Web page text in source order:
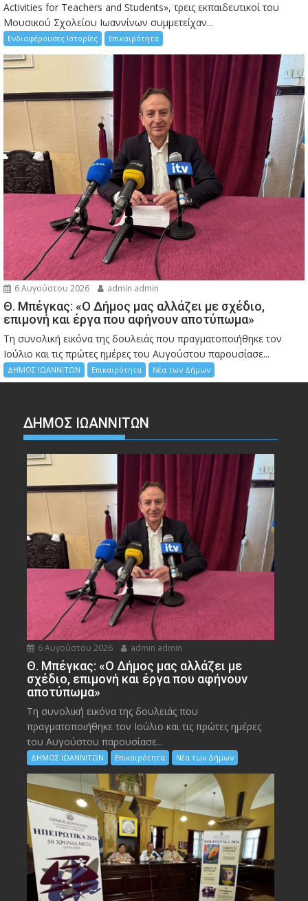
Activities for Teachers and Students», τρεις εκπαιδευτικοί του
Μουσικού Σχολείου Ιωαννίνων συμμετείχαν...
Ενδιαφέρουσες Ιστορίες Επικαιρότητα
6 Αυγούστου 2026 admin admin
Θ. Μπέγκας: «Ο Δήμος μας αλλάζει με σχέδιο,
επιμονή και έργα που αφήνουν αποτύπωμα»
Τη συνολική εικόνα της δουλειάς που πραγματοποιήθηκε τον
Ιούλιο και τις πρώτες ημέρες του Αυγούστου παρουσίασε...
ΔΗΜΟΣ ΙΩΑΝΝΙΤΩΝ Επικαιρότητα Νέα των Δήμων
ΔΗΜΟΣ ΙΩΑΝΝΙΤΩΝ
6 Αυγούστου 2026 admin admin
Θ. Μπέγκας: «Ο Δήμος μας αλλάζει με
σχέδιο, επιμονή και έργα που αφήνουν
αποτύπωμα»
Τη συνολική εικόνα της δουλειάς που
πραγματοποιήθηκε τον Ιούλιο και τις πρώτες ημέρες
του Αυγούστου παρουσίασε...
ΔΗΜΟΣ ΙΩΑΝΝΙΤΩΝ Επικαιρότητα Νέα των Δήμων